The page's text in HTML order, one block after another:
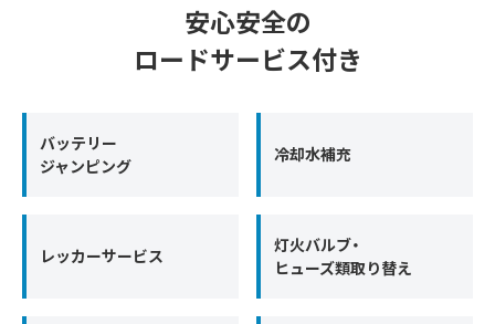
安心安全の
ロードサービス付き
バッテリー
ジャンピング
冷却水補充
レッカーサービス
灯火バルブ・
ヒューズ類取り替え